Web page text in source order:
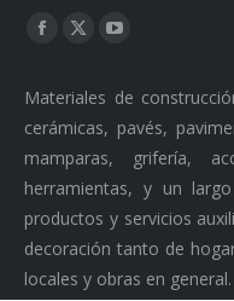
Find us on:
Facebook
opens
in
new
window
X
opens
in
new
window
YouTube
opens
in
new
window
Materiales de
cerámicas, pavés,
mamparas, grifería,
herramientas, y un
productos y servicios
decoración tanto de
locales y obras en general.